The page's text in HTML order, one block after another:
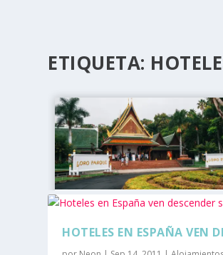
ETIQUETA:
HOTELES EN ESPAÑA VEN